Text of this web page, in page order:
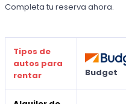
Completa tu reserva ahora.
Tipos de
autos para
rentar
Budget